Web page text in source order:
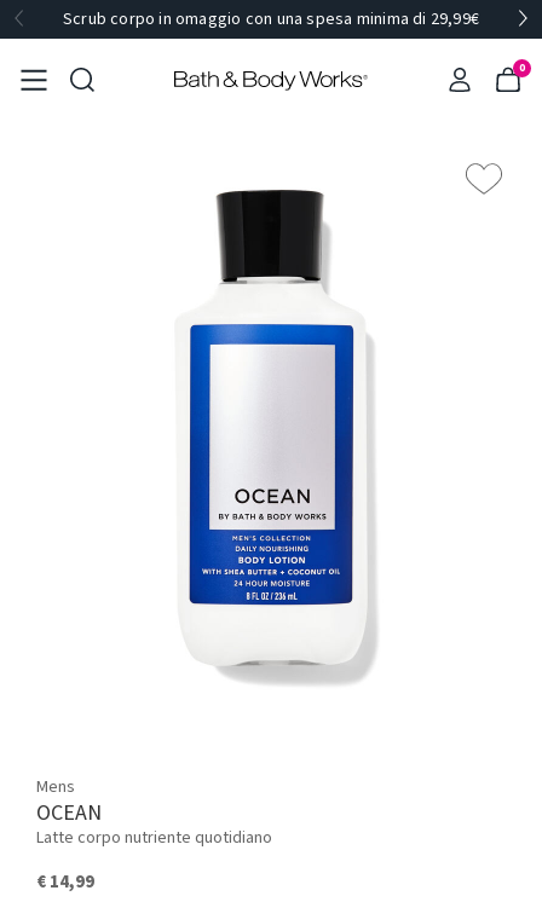
Scrub corpo in omaggio con una spesa minima di 29,99€
0
Mens
OCEAN
Latte corpo nutriente quotidiano
€ 14,99